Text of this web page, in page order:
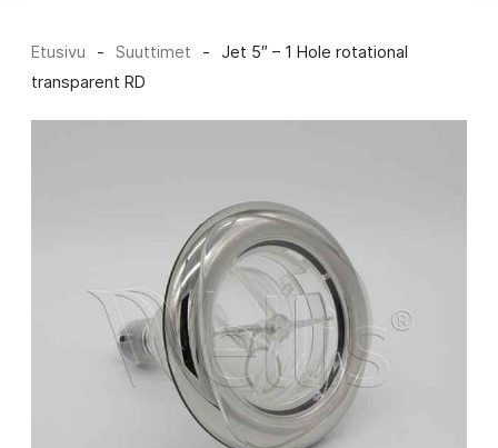
Etusivu - Suuttimet -
Jet 5″ – 1 Hole rotational
transparent RD